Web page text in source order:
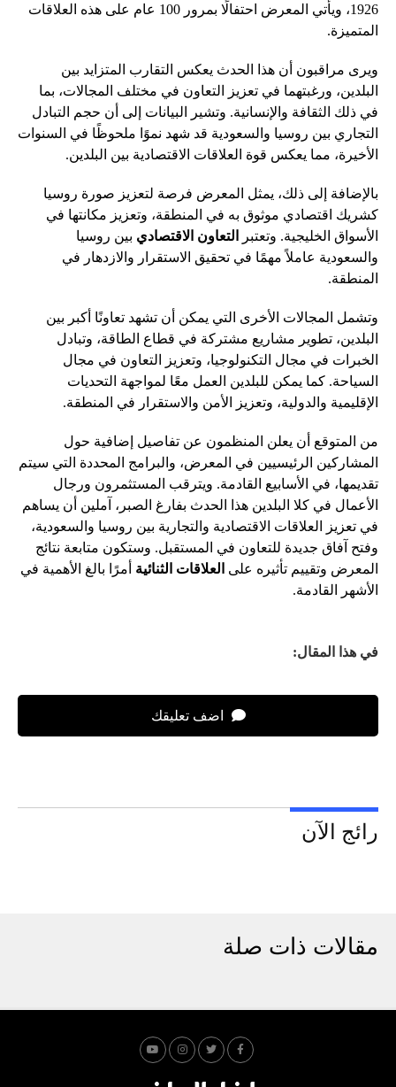
1926، ويأتي المعرض احتفالًا بمرور 100 عام على هذه العلاقات
المتميزة.
ويرى مراقبون أن هذا الحدث يعكس التقارب المتزايد بين
البلدين، ورغبتهما في تعزيز التعاون في مختلف المجالات، بما
في ذلك الثقافة والإنسانية. وتشير البيانات إلى أن حجم التبادل
التجاري بين روسيا والسعودية قد شهد نموًا ملحوظًا في السنوات
الأخيرة، مما يعكس قوة العلاقات الاقتصادية بين البلدين.
بالإضافة إلى ذلك، يمثل المعرض فرصة لتعزيز صورة روسيا
كشريك اقتصادي موثوق به في المنطقة، وتعزيز مكانتها في
الأسواق الخليجية. وتعتبر
التعاون الاقتصادي بين روسيا
والسعودية عاملاً مهمًا في تحقيق الاستقرار والازدهار في
المنطقة.
وتشمل المجالات الأخرى التي يمكن أن تشهد تعاونًا أكبر بين
البلدين، تطوير مشاريع مشتركة في قطاع الطاقة، وتبادل
الخبرات في مجال التكنولوجيا، وتعزيز التعاون في مجال
السياحة. كما يمكن للبلدين العمل معًا لمواجهة التحديات
الإقليمية والدولية، وتعزيز الأمن والاستقرار في المنطقة.
من المتوقع أن يعلن المنظمون عن تفاصيل إضافية حول
المشاركين الرئيسيين في المعرض، والبرامج المحددة التي سيتم
تقديمها، في الأسابيع القادمة. ويترقب المستثمرون ورجال
الأعمال في كلا البلدين هذا الحدث بفارغ الصبر، آملين أن يساهم
في تعزيز العلاقات الاقتصادية والتجارية بين روسيا والسعودية،
وفتح آفاق جديدة للتعاون في المستقبل. وستكون متابعة نتائج
المعرض وتقييم تأثيره على العلاقات الثنائية أمرًا بالغ الأهمية في
الأشهر القادمة.
في هذا المقال:
اضف تعليقك
رائج الآن
مقالات ذات صلة